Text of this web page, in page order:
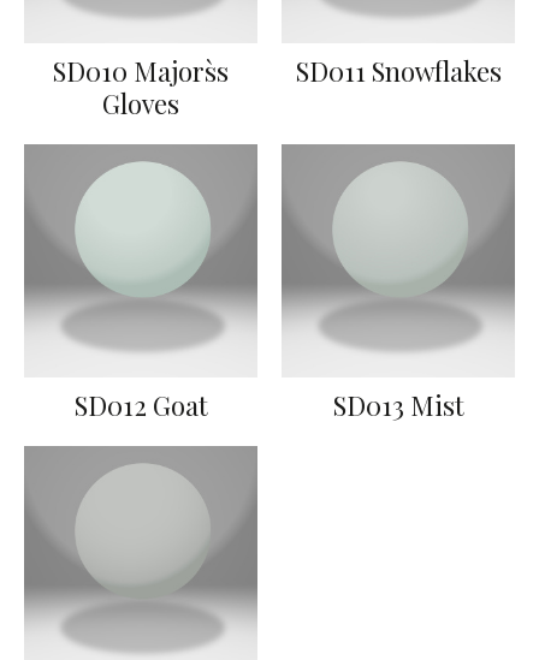
SD010 Majors`s
Gloves
SD011 Snowflakes
SD012 Goat SD013 Mist